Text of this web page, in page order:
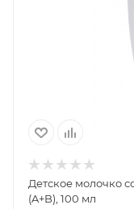
Детское молочко
(A+B), 100 мл